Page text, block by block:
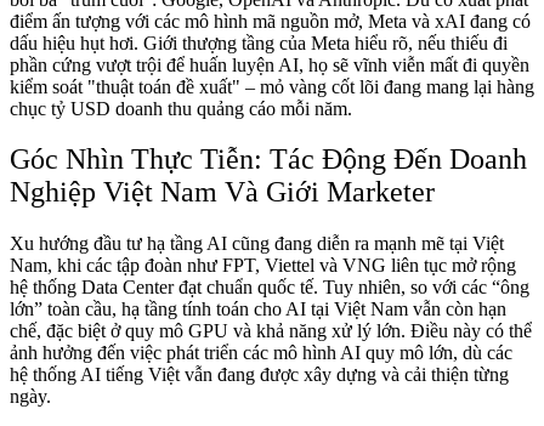
điểm ấn tượng với các mô hình mã nguồn mở, Meta và xAI đang có
dấu hiệu hụt hơi. Giới thượng tầng của Meta hiểu rõ, nếu thiếu đi
phần cứng vượt trội để huấn luyện AI, họ sẽ vĩnh viễn mất đi quyền
kiểm soát "thuật toán đề xuất" – mỏ vàng cốt lõi đang mang lại hàng
chục tỷ USD doanh thu quảng cáo mỗi năm.
Góc Nhìn Thực Tiễn: Tác Động Đến Doanh
Nghiệp Việt Nam Và Giới Marketer
Xu hướng đầu tư hạ tầng AI cũng đang diễn ra mạnh mẽ tại Việt
Nam, khi các tập đoàn như FPT, Viettel và VNG liên tục mở rộng
hệ thống Data Center đạt chuẩn quốc tế. Tuy nhiên, so với các “ông
lớn” toàn cầu, hạ tầng tính toán cho AI tại Việt Nam vẫn còn hạn
chế, đặc biệt ở quy mô GPU và khả năng xử lý lớn. Điều này có thể
ảnh hưởng đến việc phát triển các mô hình AI quy mô lớn, dù các
hệ thống AI tiếng Việt vẫn đang được xây dựng và cải thiện từng
ngày.